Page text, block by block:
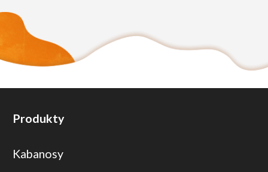
Produkty
Kabanosy